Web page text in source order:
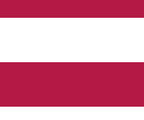
Hostel -